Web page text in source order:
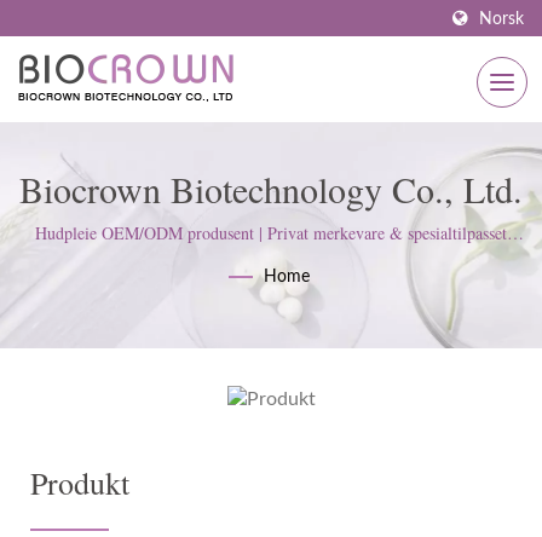
Norsk
Biocrown Biotechnology Co., Ltd.
Hudpleie OEM/ODM produsent | Privat merkevare & spesialtilpasset
formuleringsekspert – BIOCROWN
Home
Produkt